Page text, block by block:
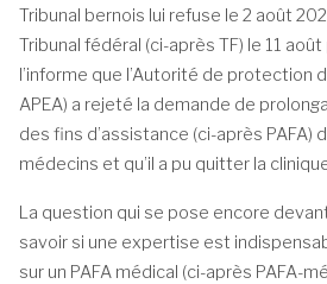
Tribunal bernois lui refuse le 2 août
Tribunal fédéral (ci-après TF) le 11
l’informe que l’Autorité de protection
APEA) a rejeté la demande de
des fins d’assistance (ci-après PAFA)
médecins et qu’il a pu quitter la
La question qui se pose encore
savoir si une expertise est
sur un PAFA médical (ci-après PAFA-